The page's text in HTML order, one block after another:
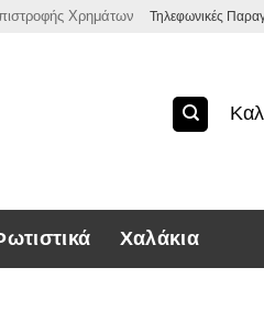
Χρημάτων Τηλεφωνικές
Χαλάκια